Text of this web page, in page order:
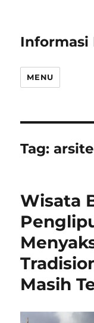
Informasi
MENU
Tag:
Wisata
Masih